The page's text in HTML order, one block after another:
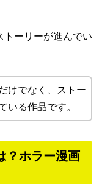
トーリーが進んでい
けでなく、ストー
いる作品です。
？ホラー漫画